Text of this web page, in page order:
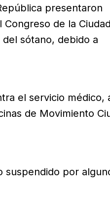
presentaron
de la
sótano, debido a
el servicio médico,
de Movimiento
suspendido por